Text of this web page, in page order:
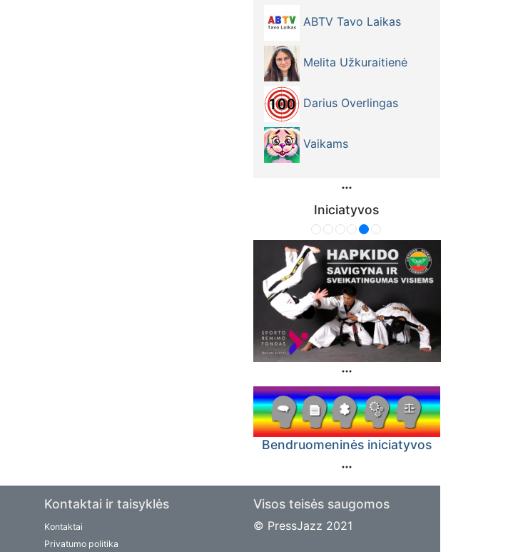
ABTV Tavo Laikas
Melita Užkuraitienė
Darius Overlingas
Vaikams
Iniciatyvos
Bendruomeninės iniciatyvos
Kontaktai ir taisyklės
Kontaktai
Privatumo politika
Visos teisės saugomos
© PressJazz 2021